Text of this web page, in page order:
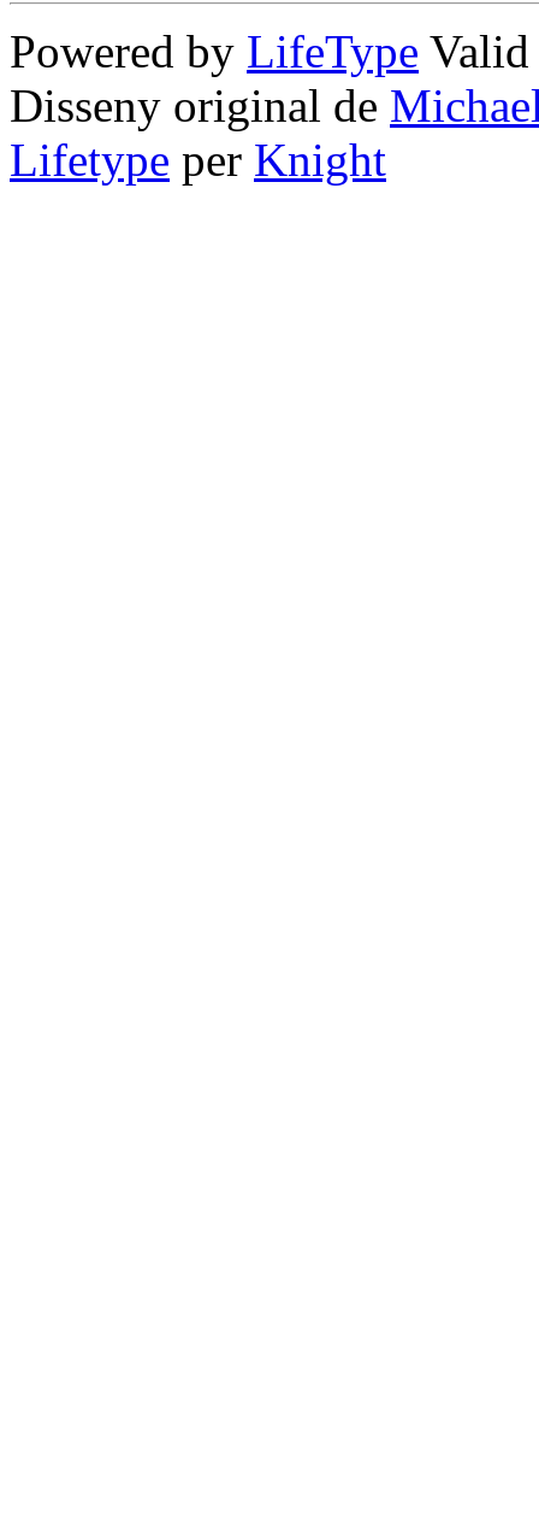
Powered by LifeType
Disseny original de
Lifetype per Knight